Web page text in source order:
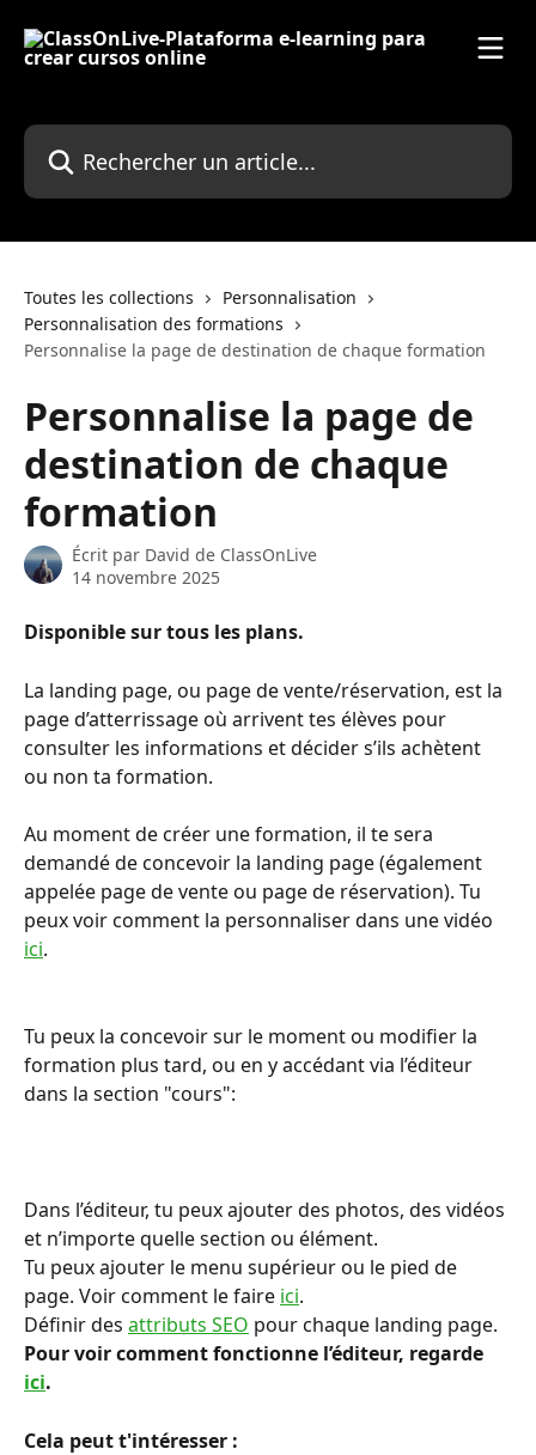
Rechercher un article...
Toutes les collections
Personnalisation
Personnalisation des formations
Personnalise la page de destination de chaque formation
Personnalise la page de
destination de chaque
formation
Écrit par David de ClassOnLive
14 novembre 2025
Disponible sur tous les plans.
La landing page, ou page de vente/réservation, est la
page d’atterrissage où arrivent tes élèves pour
consulter les informations et décider s’ils achètent
ou non ta formation.
Au moment de créer une formation, il te sera
demandé de concevoir la landing page (également
appelée page de vente ou page de réservation). Tu
peux voir comment la personnaliser dans une vidéo
ici.
Tu peux la concevoir sur le moment ou modifier la
formation plus tard, ou en y accédant via l’éditeur
dans la section "cours":
Dans l’éditeur, tu peux ajouter des photos, des vidéos
et n’importe quelle section ou élément.
Tu peux ajouter le menu supérieur ou le pied de
page. Voir comment le faire ici.
Définir des attributs SEO pour chaque landing page.
Pour voir comment fonctionne l’éditeur, regarde
ici.
Cela peut t'intéresser :